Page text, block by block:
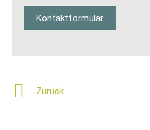
Kontaktformular
Zurück